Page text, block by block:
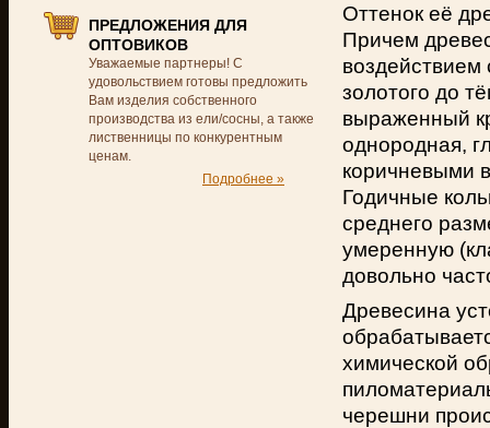
ПРЕДЛОЖЕНИЯ ДЛЯ
ОПТОВИКОВ
Уважаемые партнеры! С
удовольствием готовы предложить
Вам изделия собственного
производства из ели/сосны, а также
лиственницы по конкурентным
ценам.
Подробнее »
Оттенок её
Причем
воздействием
золотого до
выраженный
однородная,
коричневыми
Годичные
среднего
умеренную
довольно
Древесина
химической
черешни